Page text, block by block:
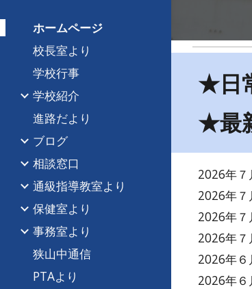
ホームページ
校長室より
学校行事
学校紹介
進路だより
ブログ
相談窓口
通級指導教室より
保健室より
事務室より
狭山中通信
PTAより
★日
★最
2026年
2026年７
2026年
2026年７
2026年６
2026年